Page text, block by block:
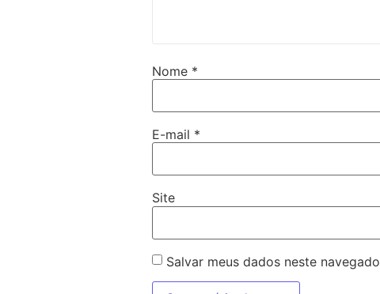
Nome *
E-mail *
Site
Salvar meus dados neste